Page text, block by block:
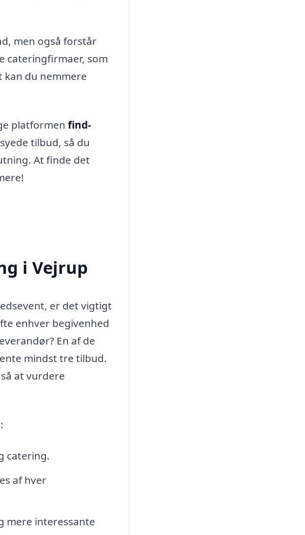
men også forstår
cateringfirmaer, som
du nemmere
platformen find-
tilbud, så du
At finde det
i Vejrup
er det vigtigt
enhver begivenhed
En af de
mindst tre tilbud.
at vurdere
catering.
af hver
mere interessante